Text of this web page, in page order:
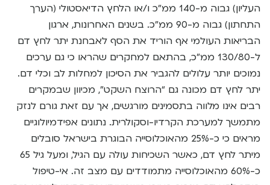
העליון) גבוה מ-140 ממ”כ ו/או הלחץ הדיאסטולי (הערך
התחתון) גבוה מ-90 ממ”כ. בשנים האחרונות, ארגון
הבריאות העולמי אף הוריד את הסף לאבחנת יתר לחץ דם
ל-130/80 ממ”כ, בהתאם למחקרים שהראו כי גם ערכים
נמוכים יותר עלולים להגביר את הסיכון למחלות לב וכלי דם.
יתר לחץ דם מכונה גם “הרוצח השקט”, מכיוון שבמקרים
רבים אינו מלווה בתסמינים מורגשים, אך עם זאת גורם לנזק
מתמשך למערכת הקרדיו-וסקולרית. נתונים אפידמיולוגיים
מראים כי כ-25% מהאוכלוסייה הבוגרת בישראל סובלים
מיתר לחץ דם, כאשר השכיחות עולה עם הגיל, ומעל גיל 65
כ-60% מהאוכלוסייה מתמודדים עם מצב זה. אי-טיפול